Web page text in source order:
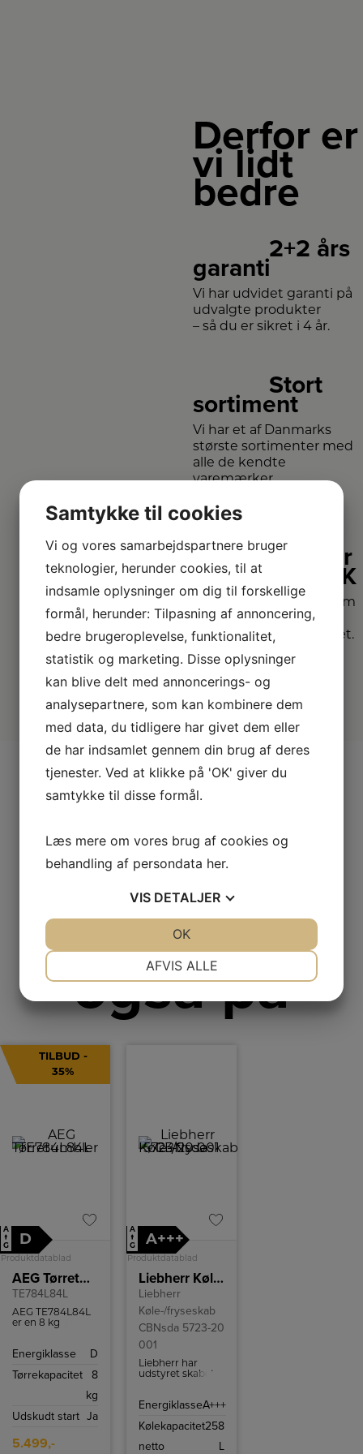
Derfor er
vi lidt
bedre
2+2 års
garanti
Vi har udvidet garanti på
udvalgte produkter
– så du er sikret i 4 år.
Stort
sortiment
Vi har et af Danmarks
største sortimenter med
alle de kendte
varemærker.
Vi
dækker
hele DK
Vælg mellem
mange forskellige
forhandlere i hele landet.
Andre
kiggede
også på
TILBUD -
35%
A
↑
G
D
Produktdatablad
AEG Tørretumbler
TE784L84L
AEG TE784L84L
er en 8 kg
med SensiDry,
og ProTex-
Energiklasse
D
Tørrekapacitet
8
kg
Udskudt start Ja
5.499,-
A
↑
G
A+++
Produktdatablad
Liebherr Køle-/fryseskab CBNsda 5723-20 001
Liebherr
Køle-/fryseskab
CBNsda 5723-20
001
Liebherr har
udstyret skabet
slipper for
belysning sikrer
hele skabet, og
EnergiklasseA+++
Kølekapacitet
netto
258
L
Samtykke til cookies
Vi og vores samarbejdspartnere bruger
teknologier, herunder cookies, til at
indsamle oplysninger om dig til forskellige
formål, herunder: Tilpasning af annoncering,
bedre brugeroplevelse, funktionalitet,
statistik og marketing. Disse oplysninger
kan blive delt med annoncerings- og
analysepartnere, som kan kombinere dem
med data, du tidligere har givet dem eller
de har indsamlet gennem din brug af deres
tjenester. Ved at klikke på 'OK' giver du
samtykke til disse formål.
Læs mere om vores brug af cookies og
behandling af persondata her.
VIS DETALJER
MARKETING
AFVIS ALLE
OK